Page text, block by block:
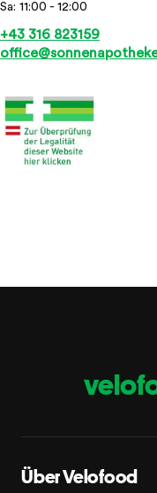
Sa: 11:00 - 12:00
+43 316 823159
Über Velofood